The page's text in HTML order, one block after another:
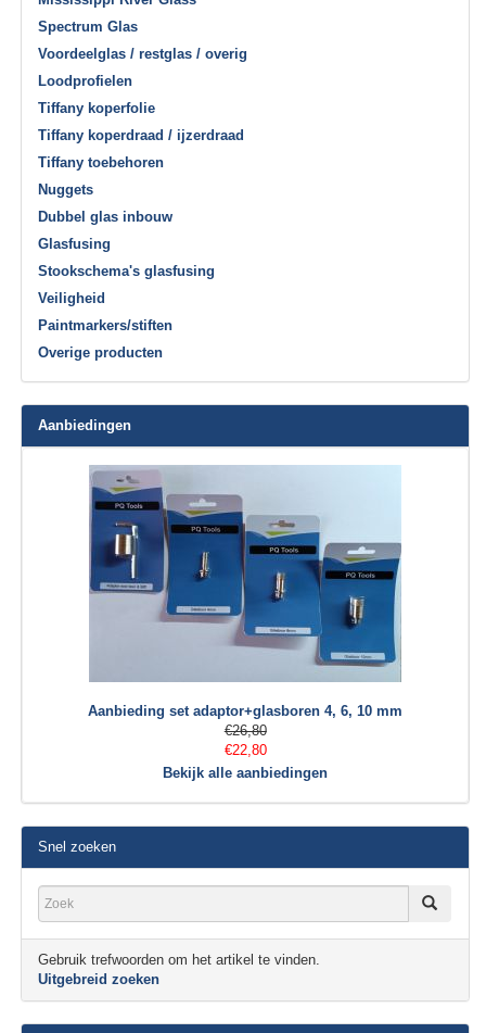
Spectrum Glas
Voordeelglas / restglas / overig
Loodprofielen
Tiffany koperfolie
Tiffany koperdraad / ijzerdraad
Tiffany toebehoren
Nuggets
Dubbel glas inbouw
Glasfusing
Stookschema's glasfusing
Veiligheid
Paintmarkers/stiften
Overige producten
Aanbiedingen
Aanbieding set adaptor+glasboren 4, 6, 10 mm
€26,80
€22,80
Bekijk alle aanbiedingen
Snel zoeken
Gebruik trefwoorden om het artikel te vinden.
Uitgebreid zoeken